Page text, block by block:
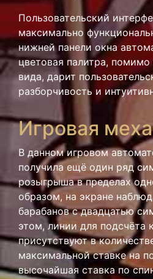
Пользовательский
максимально
нижней панели окна
цветовая палитра, помимо
вида, дарит
разборчивость и
Игровая
В данном игровом
получила ещё один ряд
розыгрыша в пределах
образом, на экране
барабанов с двадцатью
этом, линии для подсчёта
присутствуют в
максимальной ставке на
высочайшая ставка по